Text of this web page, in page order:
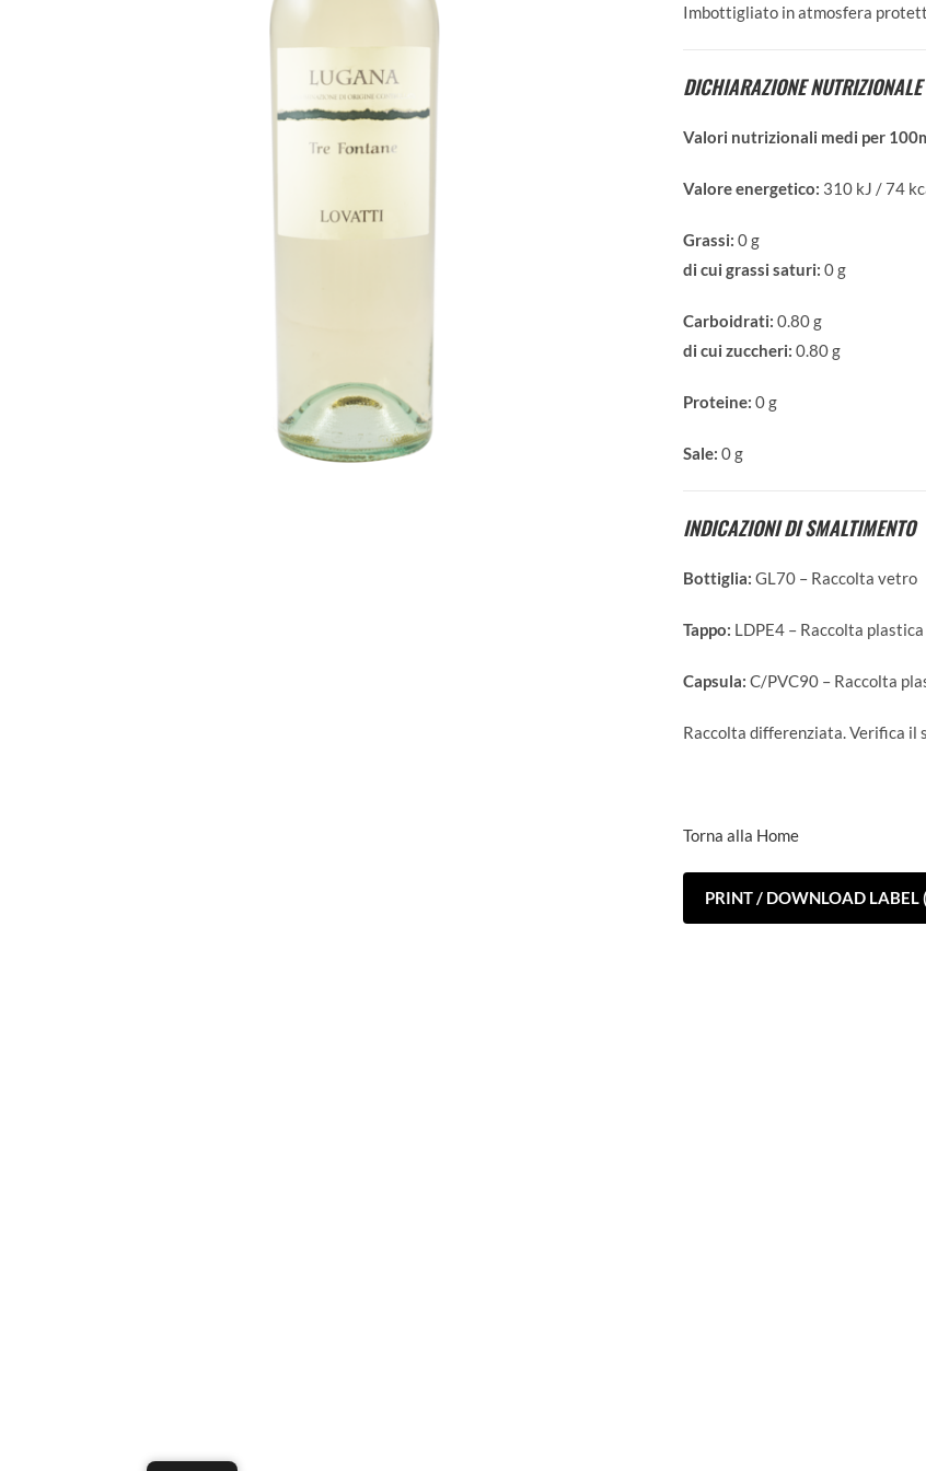
Imbottigliato in atmosfera
DICHIARAZIONE NUTRIZIONALE
Valori nutrizionali medi per
Valore energetico: 310 kJ / 74
Grassi: 0 g
di cui grassi saturi: 0 g
Carboidrati: 0.80 g
di cui zuccheri: 0.80 g
Proteine: 0 g
Sale: 0 g
INDICAZIONI DI SMALTIMENTO
Bottiglia: GL70 – Raccolta vetro
Tappo: LDPE4 – Raccolta plastica
Capsula: C/PVC90 – Raccolta
Raccolta differenziata. Verifica il
Torna alla Home
PRINT / DOWNLOAD LABEL